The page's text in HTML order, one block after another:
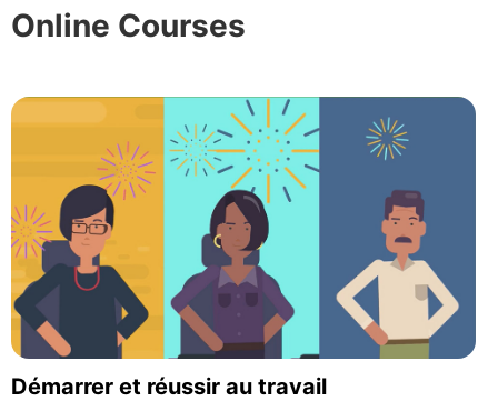
Online Courses
Démarrer et réussir au travail